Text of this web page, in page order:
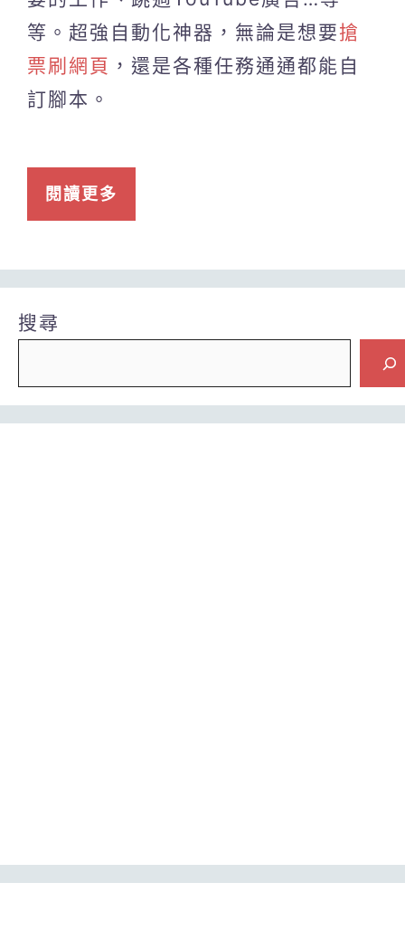
等。超強自動化神器，無論是想要搶
票刷網頁 ，還是各種任務通通都能自
訂腳本。
閱讀更多
搜尋